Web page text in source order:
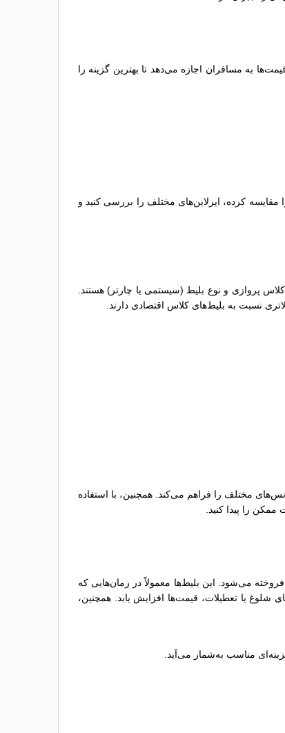
به مسافران اجازه می‌دهد تا بهترین گزینه را
مقایسه کرده، ایرلاین‌های مختلف را بررسی کنید و
پروازی و نوع بلیط (سیستمی یا چارتر) هستند.
نسبت به بلیط‌های کلاس اقتصادی دارند.
مختلف را فراهم می‌کند. همچنین، با استفاده
را پیدا کنید.
می‌شود. این بلیط‌ها معمولاً در زمان‌هایی که
یا تعطیلات، قیمت‌ها افزایش یابد. همچنین،
مناسب به‌شمار می‌آید.